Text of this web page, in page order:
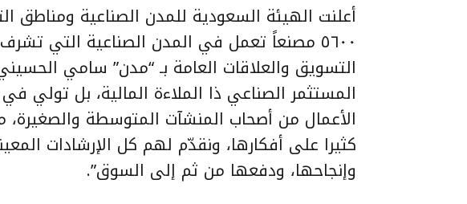
أعلنت الهيئة السعودية للمدن الصناعية ومناطق
٥٦٠٠ مصنعاً تعمل في المدن الصناعية التي
التسويق والعلاقات العامة بـ “مدن” سامي
المستثمر الصناعي ذا الملاءة المالية، بل تولي
الأعمال من أصحاب المنشآت المتوسطة والصغيرة،
كثيرا على أفكارها، ونقدّم لهم كل الإرشادات
وإنجاحها، ودفعها من ثم إلى السوق”.